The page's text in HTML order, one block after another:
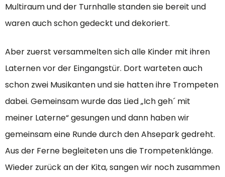
Multiraum und der Turnhalle standen sie bereit und
waren auch schon gedeckt und dekoriert.
Aber zuerst versammelten sich alle Kinder mit ihren
Laternen vor der Eingangstür. Dort warteten auch
schon zwei Musikanten und sie hatten ihre Trompeten
dabei. Gemeinsam wurde das Lied „Ich geh´ mit
meiner Laterne“ gesungen und dann haben wir
gemeinsam eine Runde durch den Ahsepark gedreht.
Aus der Ferne begleiteten uns die Trompetenklänge.
Wieder zurück an der Kita, sangen wir noch zusammen